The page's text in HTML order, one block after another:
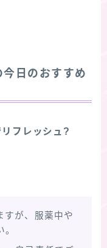
今日のおすすめ
フレッシュ?
すが、服薬中や